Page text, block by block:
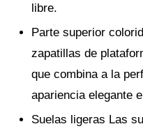
libre.
Parte superior
zapatillas de
que combina a la
apariencia elegante
Suelas ligeras Las